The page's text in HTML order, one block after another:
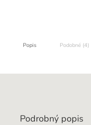
Popis Podobné (4)
Podrobný popis